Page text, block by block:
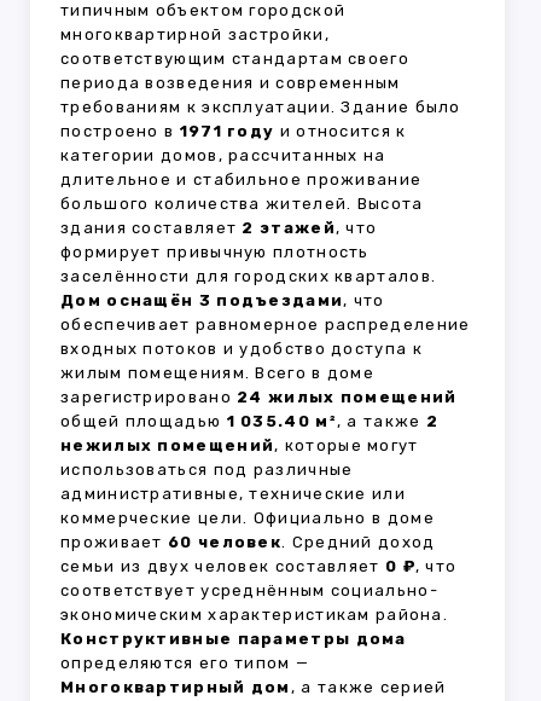
типичным объектом городской
многоквартирной застройки,
соответствующим стандартам своего
периода возведения и современным
требованиям к эксплуатации. Здание было
построено в 1971 году и относится к
категории домов, рассчитанных на
длительное и стабильное проживание
большого количества жителей. Высота
здания составляет 2 этажей, что
формирует привычную плотность
заселённости для городских кварталов.
Дом оснащён 3 подъездами, что
обеспечивает равномерное распределение
входных потоков и удобство доступа к
жилым помещениям. Всего в доме
зарегистрировано 24 жилых помещений
общей площадью 1 035.40 м², а также 2
нежилых помещений, которые могут
использоваться под различные
административные, технические или
коммерческие цели. Официально в доме
проживает 60 человек. Средний доход
семьи из двух человек составляет 0 ₽, что
соответствует усреднённым социально-
экономическим характеристикам района.
Конструктивные параметры дома
определяются его типом —
Многоквартирный дом , а также серией